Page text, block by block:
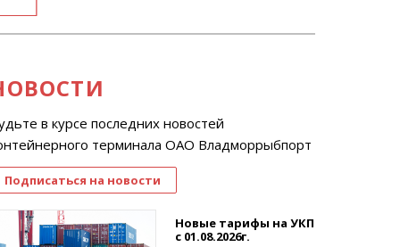
в курсе последних новостей
терминала ОАО Владморрыбпорт
Подписаться на новости
Новые тарифы на УКП
с 01.08.2026г.